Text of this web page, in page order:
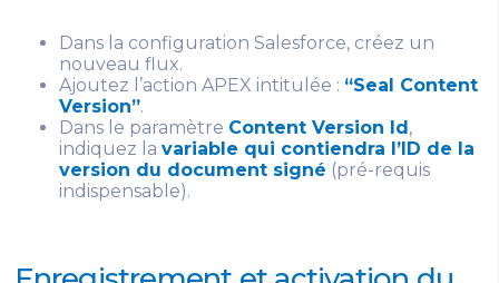
Dans la configuration Salesforce, créez un
nouveau flux.
Ajoutez l’action APEX intitulée : “Seal Content
Version”.
Dans le paramètre Content Version Id,
indiquez lavariable qui contiendra l’ID de la
version du document signé (pré-requis
indispensable).